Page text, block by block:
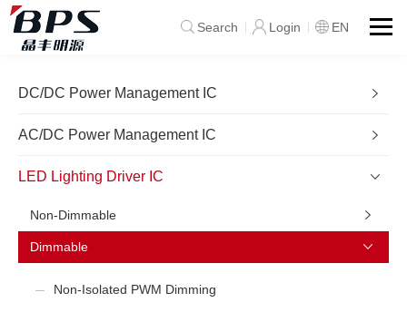
Search Login EN
DC/DC Power Management IC
AC/DC Power Management IC
LED Lighting Driver IC
Non-Dimmable
Dimmable
Non-Isolated PWM Dimming